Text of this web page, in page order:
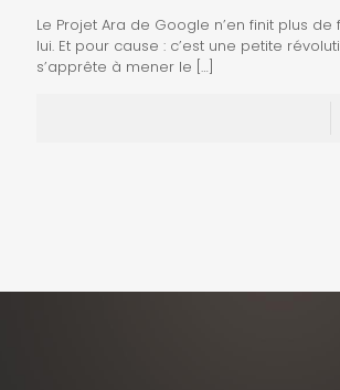
Le Projet Ara de Google n’en finit plus
lui. Et pour cause : c’est une petite
s’apprête à mener le […]